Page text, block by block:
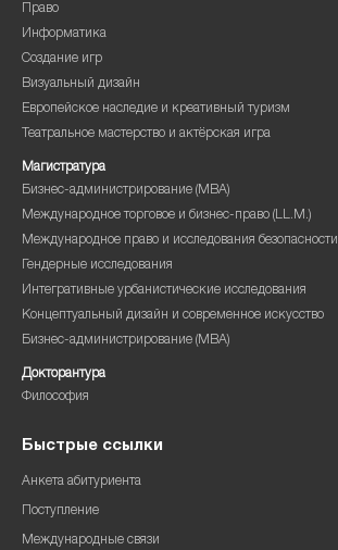
Право
Информатика
Создание игр
Визуальный дизайн
Европейское наследие и креативный туризм
Театральное мастерство и актёрская игра
Магистратура
Бизнес-администрирование (MBA)
Международное торговое и бизнес-право (LL.M.)
Международное право и исследования безопасности
Гендерные исследования
Интегративные урбанистические исследования
Концептуальный дизайн и современное искусство
Бизнес-администрирование (MBA)
Докторантура
Философия
Быстрые ссылки
Анкета абитуриента
Поступление
Международные связи